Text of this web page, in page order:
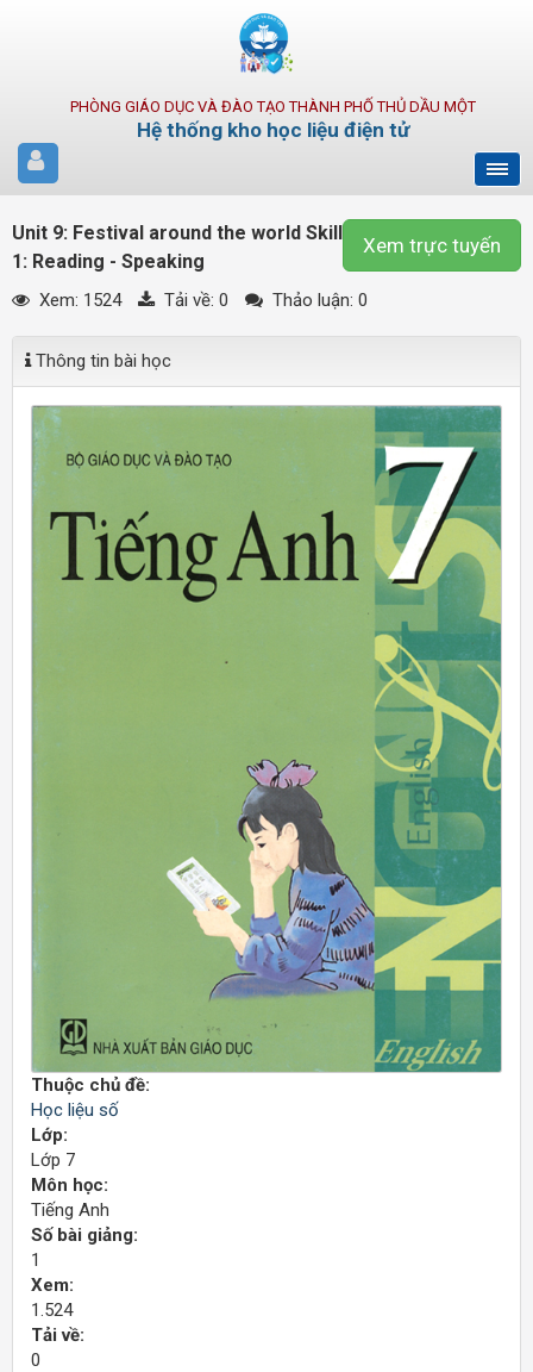
PHÒNG GIÁO DỤC VÀ ĐÀO TẠO THÀNH PHỐ THỦ DẦU MỘT
Hệ thống kho học liệu điện tử
Xem trực tuyến
Unit 9: Festival around the world Skill
1: Reading - Speaking
Xem: 1524 Tải về: 0 Thảo luận: 0
Thông tin bài học
Thuộc chủ đề:
Học liệu số
Lớp:
Lớp 7
Môn học:
Tiếng Anh
Số bài giảng:
1
Xem:
1.524
Tải về:
0